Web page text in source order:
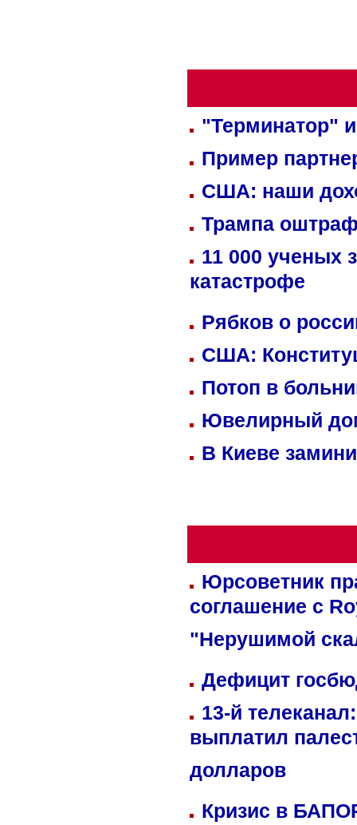
"Терминатор"
Пример
США: наши
Трампа
11 000 ученых
катастрофе
Рябков о
США:
Потоп в
Ювелирный
В Киеве
Юрсоветник
соглашение с
"Нерушимой
Дефицит
13-й
выплатил
долларов
Кризис в